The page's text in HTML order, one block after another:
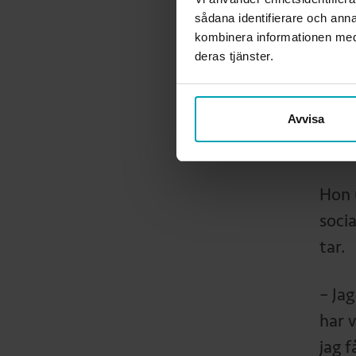
sådana identifierare och
kombinera informationen
deras tjänster.
Avvisa
–
tar.
–
har
jag